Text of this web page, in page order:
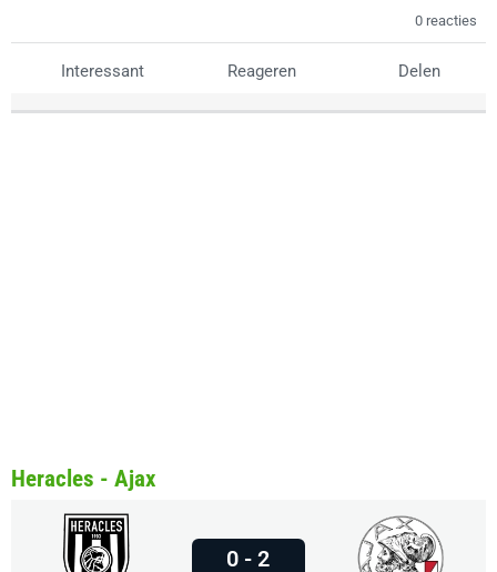
0 reacties
Interessant Reageren Delen
Heracles - Ajax
0 - 2